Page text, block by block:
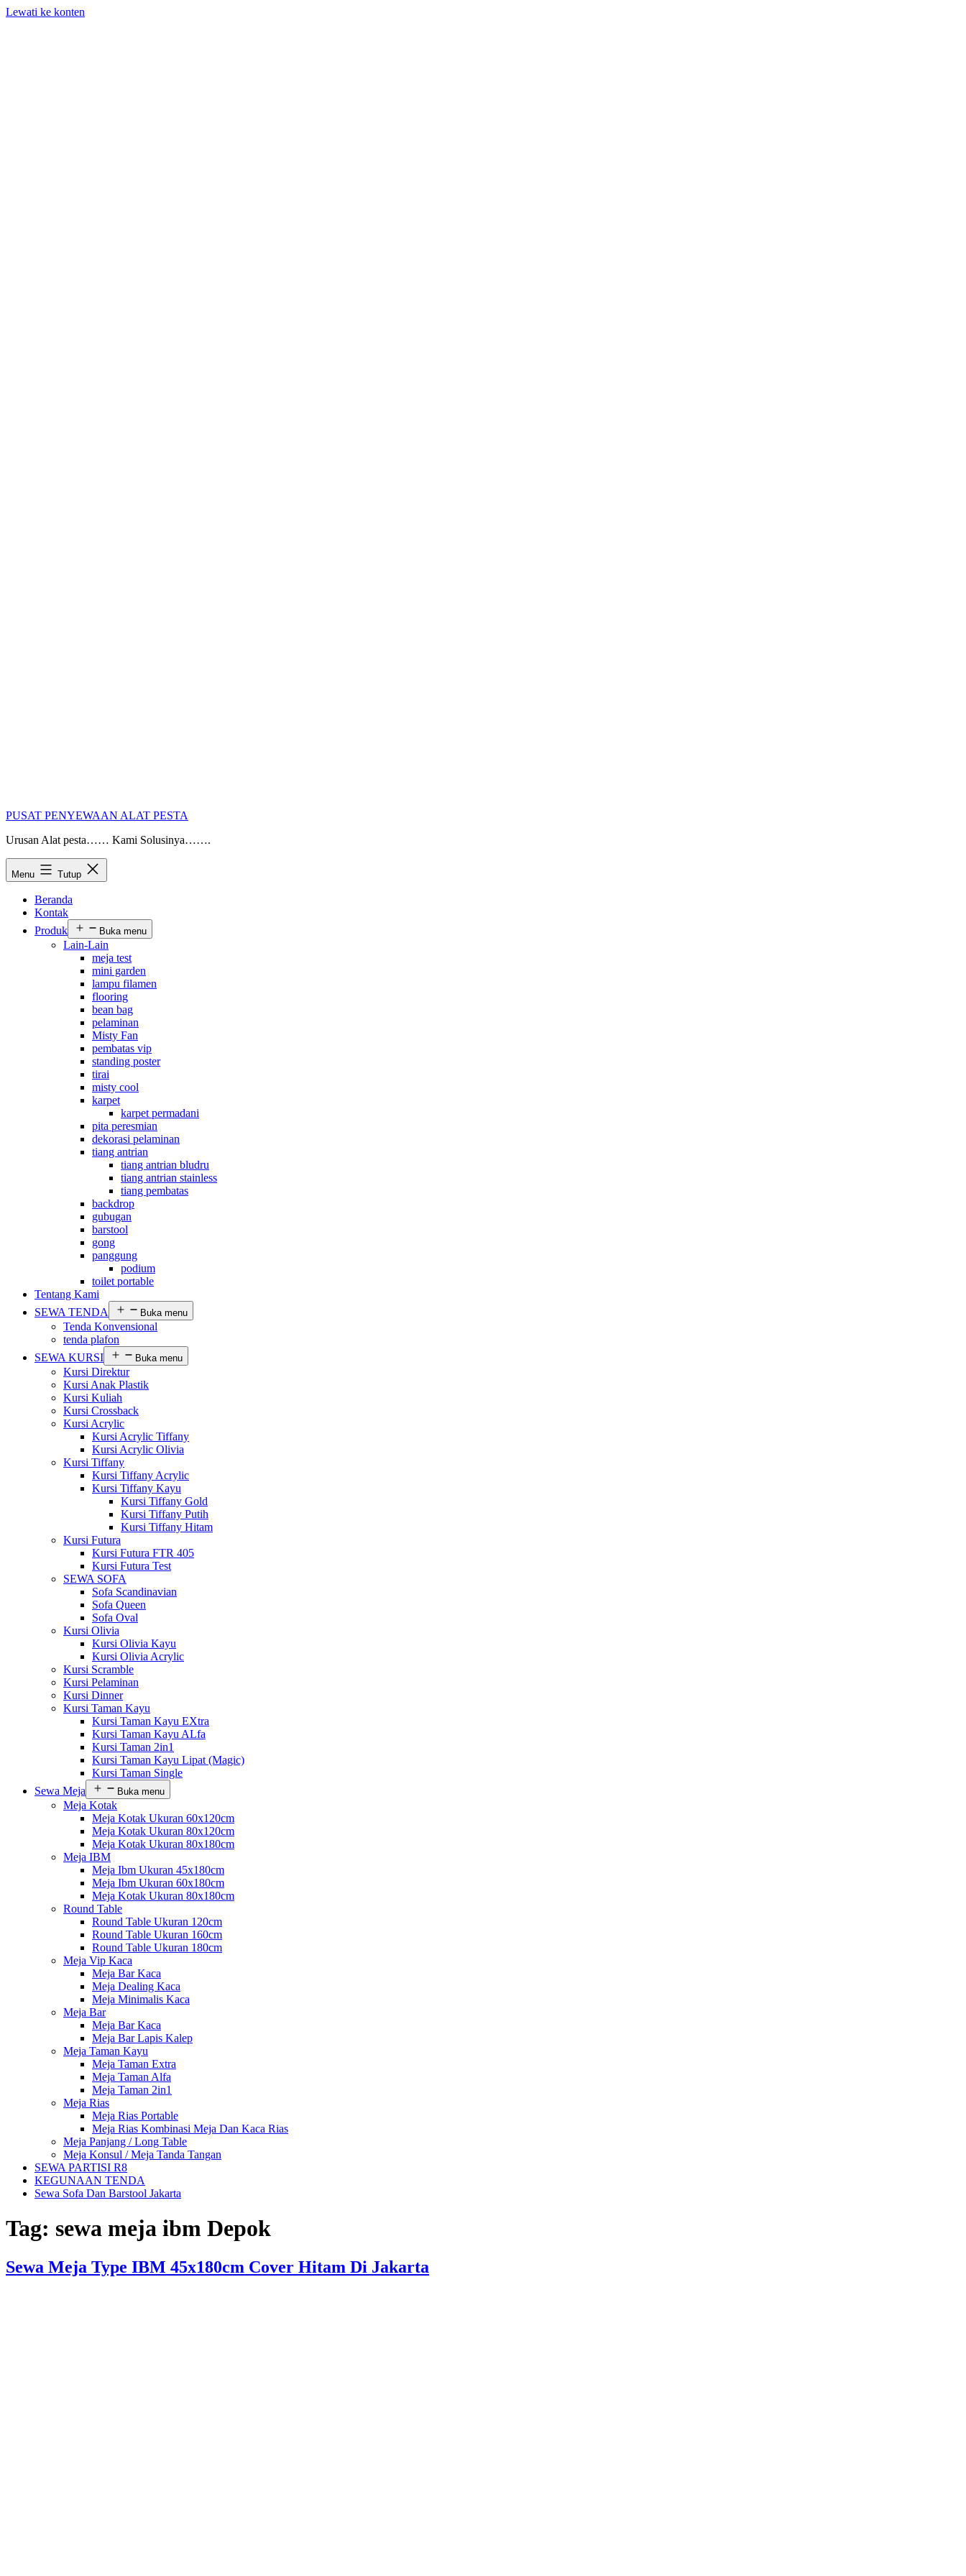
Lewati ke konten
PUSAT PENYEWAAN ALAT PESTA
Urusan Alat pesta…… Kami Solusinya…….
Menu Tutup
Beranda
Kontak
Produk
Buka menu
Lain-Lain
meja test
mini garden
lampu filamen
flooring
bean bag
pelaminan
Misty Fan
pembatas vip
standing poster
tirai
misty cool
karpet
karpet permadani
pita peresmian
dekorasi pelaminan
tiang antrian
tiang antrian bludru
tiang antrian stainless
tiang pembatas
backdrop
gubugan
barstool
gong
panggung
podium
toilet portable
Tentang Kami
SEWA TENDA
Buka menu
Tenda Konvensional
tenda plafon
SEWA KURSI
Buka menu
Kursi Direktur
Kursi Anak Plastik
Kursi Kuliah
Kursi Crossback
Kursi Acrylic
Kursi Acrylic Tiffany
Kursi Acrylic Olivia
Kursi Tiffany
Kursi Tiffany Acrylic
Kursi Tiffany Kayu
Kursi Tiffany Gold
Kursi Tiffany Putih
Kursi Tiffany Hitam
Kursi Futura
Kursi Futura FTR 405
Kursi Futura Test
SEWA SOFA
Sofa Scandinavian
Sofa Queen
Sofa Oval
Kursi Olivia
Kursi Olivia Kayu
Kursi Olivia Acrylic
Kursi Scramble
Kursi Pelaminan
Kursi Dinner
Kursi Taman Kayu
Kursi Taman Kayu EXtra
Kursi Taman Kayu ALfa
Kursi Taman 2in1
Kursi Taman Kayu Lipat (Magic)
Kursi Taman Single
Sewa Meja
Buka menu
Meja Kotak
Meja Kotak Ukuran 60x120cm
Meja Kotak Ukuran 80x120cm
Meja Kotak Ukuran 80x180cm
Meja IBM
Meja Ibm Ukuran 45x180cm
Meja Ibm Ukuran 60x180cm
Meja Kotak Ukuran 80x180cm
Round Table
Round Table Ukuran 120cm
Round Table Ukuran 160cm
Round Table Ukuran 180cm
Meja Vip Kaca
Meja Bar Kaca
Meja Dealing Kaca
Meja Minimalis Kaca
Meja Bar
Meja Bar Kaca
Meja Bar Lapis Kalep
Meja Taman Kayu
Meja Taman Extra
Meja Taman Alfa
Meja Taman 2in1
Meja Rias
Meja Rias Portable
Meja Rias Kombinasi Meja Dan Kaca Rias
Meja Panjang / Long Table
Meja Konsul / Meja Tanda Tangan
SEWA PARTISI R8
KEGUNAAN TENDA
Sewa Sofa Dan Barstool Jakarta
Tag: sewa meja ibm Depok
Sewa Meja Type IBM 45x180cm Cover Hitam Di Jakarta